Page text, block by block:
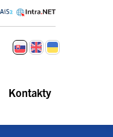
Kontakty